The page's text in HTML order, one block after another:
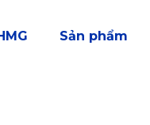
Sản phẩm